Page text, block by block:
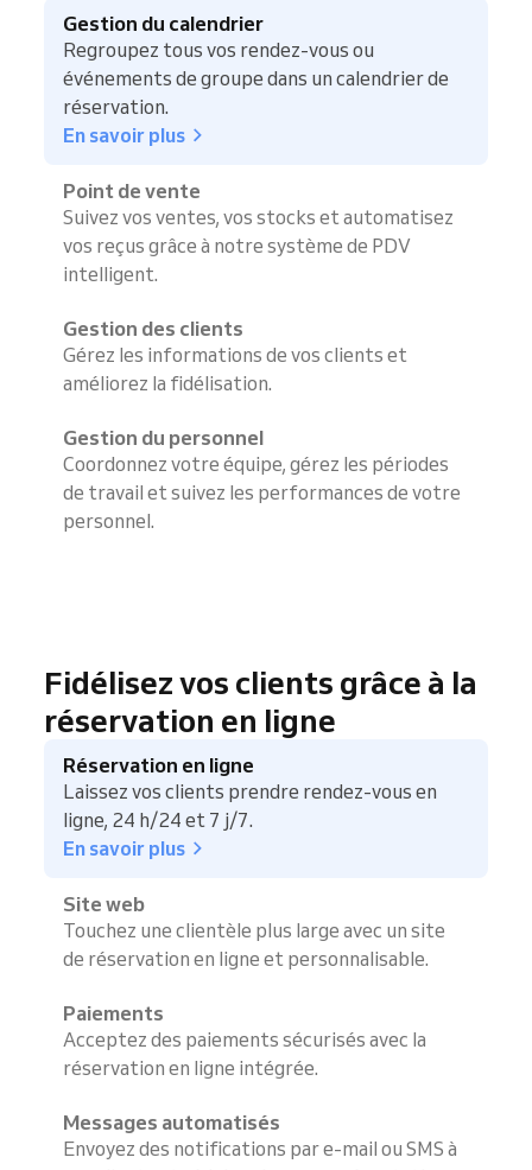
Gestion du calendrier
Regroupez tous vos rendez-vous ou
événements de groupe dans un calendrier de
réservation.
En savoir plus
Point de vente
Suivez vos ventes, vos stocks et automatisez
vos reçus grâce à notre système de PDV
intelligent.
Gestion des clients
Gérez les informations de vos clients et
améliorez la fidélisation.
Gestion du personnel
Coordonnez votre équipe, gérez les périodes
de travail et suivez les performances de votre
personnel.
Fidélisez vos clients grâce à la
réservation en ligne
Réservation en ligne
Laissez vos clients prendre rendez-vous en
ligne, 24 h/24 et 7 j/7.
En savoir plus
Site web
Touchez une clientèle plus large avec un site
de réservation en ligne et personnalisable.
Paiements
Acceptez des paiements sécurisés avec la
réservation en ligne intégrée.
Messages automatisés
Envoyez des notifications par e-mail ou SMS à